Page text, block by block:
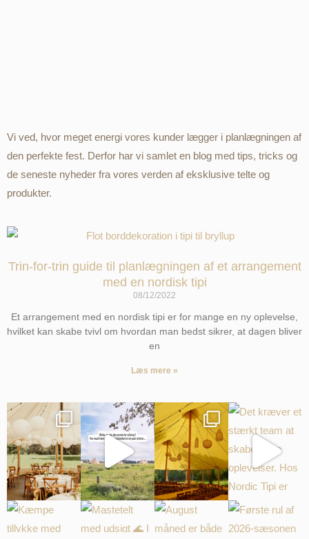
Vi ved, hvor meget energi vores kunder lægger i planlægningen af
den perfekte fest. Derfor har vi samlet en blog med tips, tricks og
de seneste nyheder fra vores verden af eksklusive telte og
produkter.
Trin-for-trin guide til planlægningen af et arrangement
med en nordisk tipi
08/12/2022
Et arrangement med en nordisk tipi er for mange en ny oplevelse,
hvilket kan skabe tvivl om hvordan man bedst sikrer, at dagen bliver
en
Læs mere »